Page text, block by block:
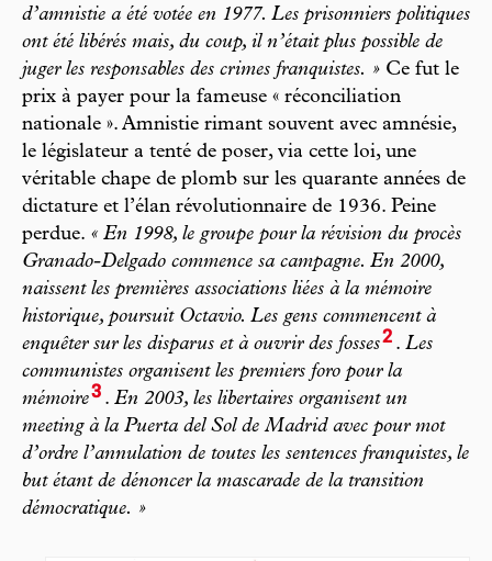
d’amnistie a été votée en 1977. Les prisonniers politiques
ont été libérés mais, du coup, il n’était plus possible de
juger les responsables des crimes franquistes. » Ce fut le
prix à payer pour la fameuse « réconciliation
nationale ». Amnistie rimant souvent avec amnésie,
le législateur a tenté de poser, via cette loi, une
véritable chape de plomb sur les quarante années de
dictature et l’élan révolutionnaire de 1936. Peine
perdue. « En 1998, le groupe pour la révision du procès
Granado-Delgado commence sa campagne. En 2000,
naissent les premières associations liées à la mémoire
historique, poursuit Octavio. Les gens commencent à
enquêter sur les disparus et à ouvrir des fosses2 . Les
communistes organisent les premiers foro pour la
mémoire3 . En 2003, les libertaires organisent un
meeting à la Puerta del Sol de Madrid avec pour mot
d’ordre l’annulation de toutes les sentences franquistes, le
but étant de dénoncer la mascarade de la transition
démocratique. »